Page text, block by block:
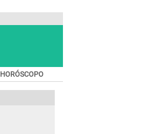
HORÓSCOPO